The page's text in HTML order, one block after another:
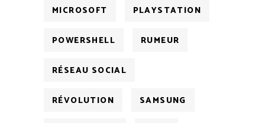
MICROSOFT PLAYSTATION
POWERSHELL RUMEUR
RÉSEAU SOCIAL
RÉVOLUTION SAMSUNG